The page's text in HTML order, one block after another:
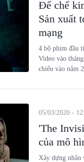
Đế chế
Sản xuất
mạng
4 bộ phim đầu
Video vào
chiếu vào năm
'The
của mô
05/03/2020 -
Xây dựng nhân